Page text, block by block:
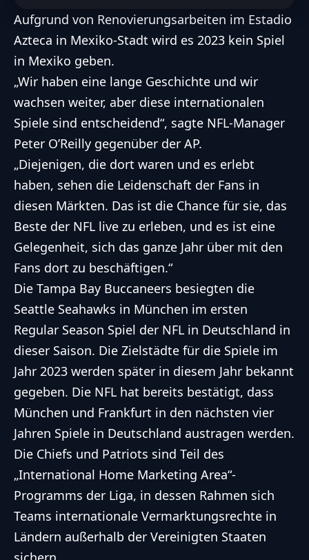
Aufgrund von Renovierungsarbeiten im Estadio
Azteca in Mexiko-Stadt wird es 2023 kein Spiel
in Mexiko geben.
„Wir haben eine lange Geschichte und wir
wachsen weiter, aber diese internationalen
Spiele sind entscheidend“, sagte NFL-Manager
Peter O’Reilly gegenüber der AP.
„Diejenigen, die dort waren und es erlebt
haben, sehen die Leidenschaft der Fans in
diesen Märkten. Das ist die Chance für sie, das
Beste der NFL live zu erleben, und es ist eine
Gelegenheit, sich das ganze Jahr über mit den
Fans dort zu beschäftigen.“
Die Tampa Bay Buccaneers besiegten die
Seattle Seahawks in München im ersten
Regular Season Spiel der NFL in Deutschland in
dieser Saison. Die Zielstädte für die Spiele im
Jahr 2023 werden später in diesem Jahr bekannt
gegeben. Die NFL hat bereits bestätigt, dass
München und Frankfurt in den nächsten vier
Jahren Spiele in Deutschland austragen werden.
Die Chiefs und Patriots sind Teil des
„International Home Marketing Area“-
Programms der Liga, in dessen Rahmen sich
Teams internationale Vermarktungsrechte in
Ländern außerhalb der Vereinigten Staaten